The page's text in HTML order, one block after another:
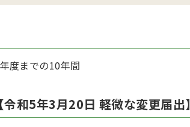
度までの10年間
和5年3月20日 軽微な変更届出】